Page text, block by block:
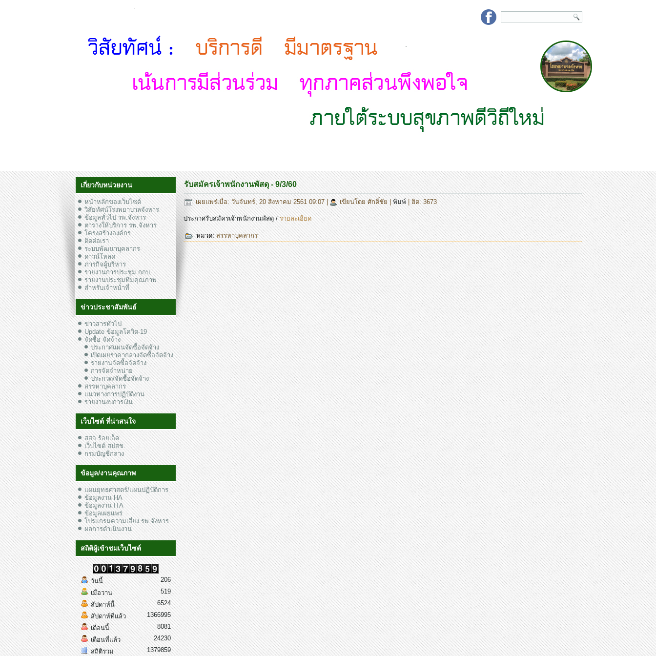
.
เกี่ยวกับหน่วยงาน
หน้าหลักของเว็บไซต์
วิสัยทัศน์โรงพยาบาลจังหาร
ข้อมูลทั่วไป รพ.จังหาร
ตารางให้บริการ รพ.จังหาร
โครงสร้างองค์กร
ติดต่อเรา
ระบบพัฒนาบุคลากร
ดาวน์โหลด
ภารกิจผู้บริหาร
รายงานการประชุม กกบ.
รายงานประชุมทีมคุณภาพ
สำหรับเจ้าหน้าที่
ข่าวประชาสัมพันธ์
ข่าวสารทั่วไป
Update ข้อมูลโควิด-19
จัดซื้อ จัดจ้าง
ประกาศแผนจัดซื้อจัดจ้าง
เปิดเผยราคากลางจัดซื้อจัดจ้าง
รายงานจัดซื้อจัดจ้าง
การจัดจำหน่าย
ประกวด/จัดซื้อจัดจ้าง
สรรหาบุคลากร
แนวทางการปฏิบัติงาน
รายงานงบการเงิน
เว็บไซต์ ที่น่าสนใจ
สสจ.ร้อยเอ็ด
เว็บไซต์ สปสช.
กรมบัญชีกลาง
ข้อมูล/งานคุณภาพ
แผนยุทธศาสตร์/แผนปฏิบัติการ
ข้อมูลงาน HA
ข้อมูลงาน ITA
ข้อมูลเผยแพร่
โปรแกรมความเสี่ยง รพ.จังหาร
ผลการดำเนินงาน
สถิติผู้เข้าชมเว็บไซต์
วันนี้
เมื่อวาน
สัปดาห์นี้
สัปดาห์ที่แล้ว
เดือนนี้
เดือนที่แล้ว
สถิติรวม
206
519
6524
1366995
8081
24230
1379859
รับสมัครเจ้าพนักงานพัสดุ - 9/3/60
เผยแพร่เมื่อ: วันจันทร์, 20 สิงหาคม 2561 09:07| เขียนโดย ศักดิ์ชัย|พิมพ์| ฮิต: 3673
ประกาศรับสมัครเจ้าพนักงานพัสดุ /รายละเอียด
หมวด:สรรหาบุคลากร